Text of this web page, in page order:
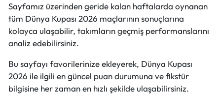
Sayfamız üzerinden geride kalan haftalarda oynanan
tüm Dünya Kupası 2026 maçlarının sonuçlarına
kolayca ulaşabilir, takımların geçmiş performanslarını
analiz edebilirsiniz.
Bu sayfayı favorilerinize ekleyerek, Dünya Kupası
2026 ile ilgili en güncel puan durumuna ve fikstür
bilgisine her zaman en hızlı şekilde ulaşabilirsiniz.